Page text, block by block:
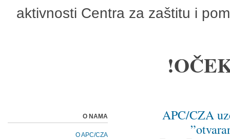
aktivnosti Centra za zaštitu i
APC/CZA
O NAMA
O APC/CZA